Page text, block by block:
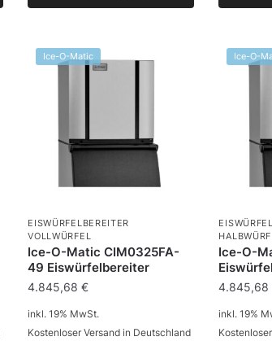
Ice-O-Matic
EISWÜRFELBEREITER
VOLLWÜRFEL
Ice-O-Matic CIM0325FA-
49 Eiswürfelbereiter
4.845,68€
inkl. 19% MwSt.
Kostenloser Versand in Deutschland
Ice-O-
Ice-O-
4.845,68
inkl. 19%